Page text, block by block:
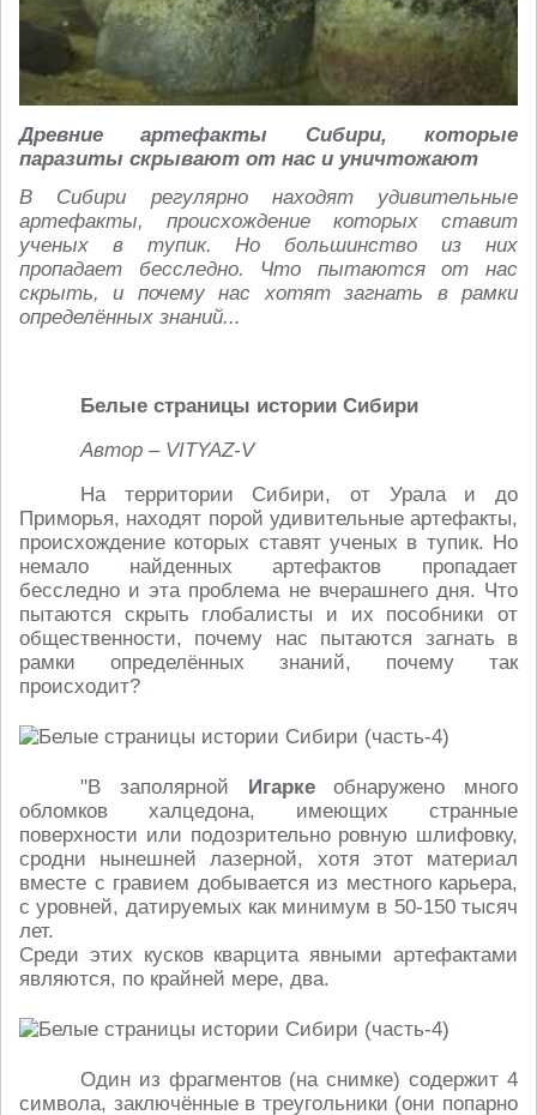
Древние артефакты Сибири, которые
паразиты скрывают от нас и уничтожают
В Сибири регулярно находят удивительные
артефакты, происхождение которых ставит
ученых в тупик. Но большинство из них
пропадает бесследно. Что пытаются от нас
скрыть, и почему нас хотят загнать в рамки
определённых знаний...
Белые страницы истории Сибири
Автор – VITYAZ-V
На территории Сибири, от Урала и до
Приморья, находят порой удивительные артефакты,
происхождение которых ставят ученых в тупик. Но
немало найденных артефактов пропадает
бесследно и эта проблема не вчерашнего дня. Что
пытаются скрыть глобалисты и их пособники от
общественности, почему нас пытаются загнать в
рамки определённых знаний, почему так
происходит?
"В заполярной Игаркеобнаружено много
обломков халцедона, имеющих странные
поверхности или подозрительно ровную шлифовку,
сродни нынешней лазерной, хотя этот материал
вместе с гравием добывается из местного карьера,
с уровней, датируемых как минимум в 50-150 тысяч
лет.
Среди этих кусков кварцита явными артефактами
являются, по крайней мере, два.
Один из фрагментов (на снимке) содержит 4
символа, заключённые в треугольники (они попарно